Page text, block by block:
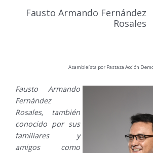
Fausto Armando Fernández
Rosales
Asambleísta por Pastaza Acción
Fausto Armando
Fernández
Rosales, también
conocido por sus
familiares y
amigos como